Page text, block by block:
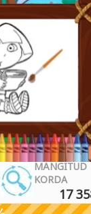
MÄNGITUD
KORDA
17